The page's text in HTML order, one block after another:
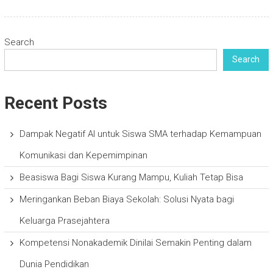
Search
Search
Recent Posts
Dampak Negatif AI untuk Siswa SMA terhadap Kemampuan
Komunikasi dan Kepemimpinan
Beasiswa Bagi Siswa Kurang Mampu, Kuliah Tetap Bisa
Meringankan Beban Biaya Sekolah: Solusi Nyata bagi
Keluarga Prasejahtera
Kompetensi Nonakademik Dinilai Semakin Penting dalam
Dunia Pendidikan